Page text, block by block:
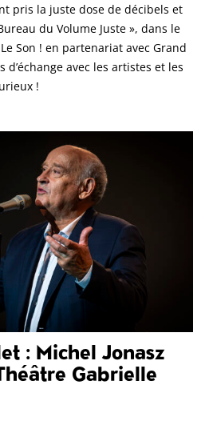
pris la juste dose de décibels et
du Volume Juste », dans le
Son ! en partenariat avec Grand
avec les artistes et les
!
: Michel Jonasz
Gabrielle